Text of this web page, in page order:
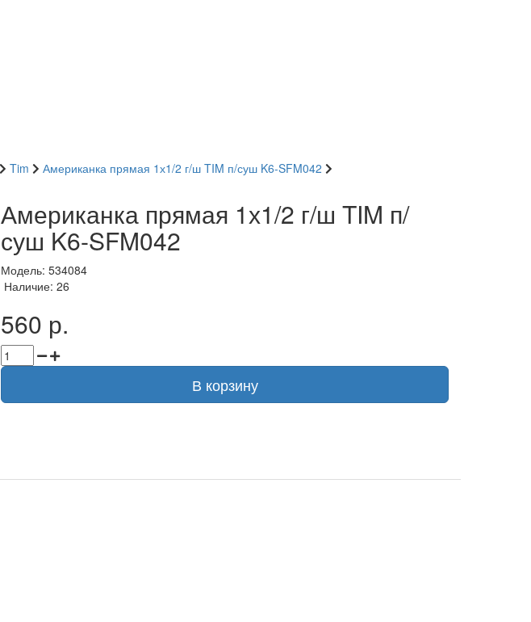
Tim Американка прямая 1х1/2 г/ш TIM п/суш K6-SFM042
Американка прямая 1х1/2 г/ш TIM п/
суш K6-SFM042
Модель: 534084
Наличие: 26
560 р.
В корзину